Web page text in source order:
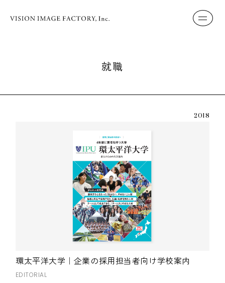
就職
2018
環太平洋大学｜企業の採用担当者向け学校案内
EDITORIAL